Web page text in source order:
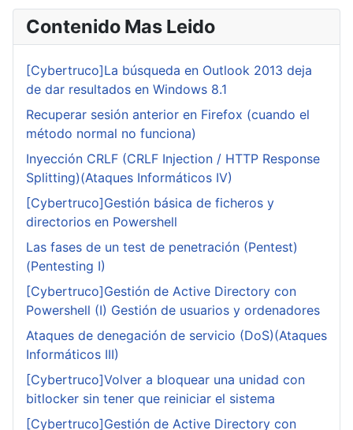
Contenido Mas Leido
[Cybertruco]La búsqueda en Outlook 2013 deja
de dar resultados en Windows 8.1
Recuperar sesión anterior en Firefox (cuando el
método normal no funciona)
Inyección CRLF (CRLF Injection / HTTP Response
Splitting)(Ataques Informáticos IV)
[Cybertruco]Gestión básica de ficheros y
directorios en Powershell
Las fases de un test de penetración (Pentest)
(Pentesting I)
[Cybertruco]Gestión de Active Directory con
Powershell (I) Gestión de usuarios y ordenadores
Ataques de denegación de servicio (DoS)(Ataques
Informáticos III)
[Cybertruco]Volver a bloquear una unidad con
bitlocker sin tener que reiniciar el sistema
[Cybertruco]Gestión de Active Directory con